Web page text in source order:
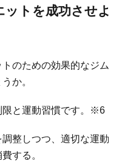
トを成功させよ
のための効果的なジム
か。
限と運動習慣です。※6
整しつつ、適切な運動
する。